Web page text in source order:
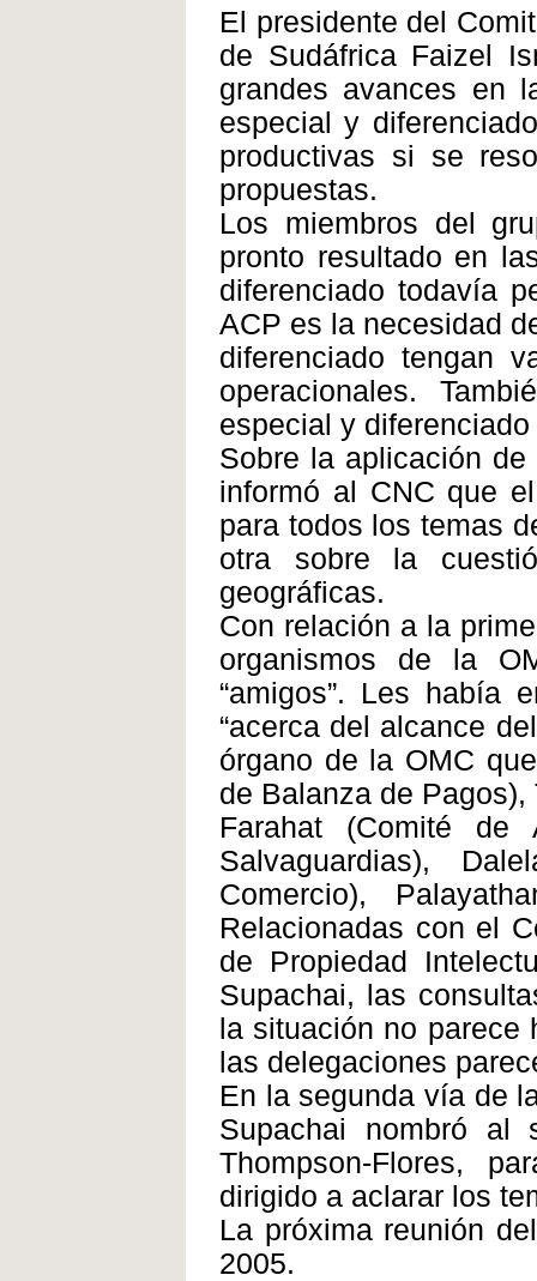
El presidente del
de Sudáfrica Faizel
grandes avances en
especial y
productivas si se
propuestas.
Los miembros del
pronto resultado en
diferenciado todavía
ACP es la necesidad
diferenciado tengan
operacionales.
especial y
Sobre la aplicación
informó al CNC que
para todos los temas
otra sobre la
geográficas.
Con relación a la
organismos de la
“amigos”. Les había
“acerca del alcance
órgano de la OMC
de Balanza de
Farahat (Comité de
Salvaguardias),
Comercio),
Relacionadas con el
de Propiedad
Supachai, las
la situación no
las delegaciones
En la segunda vía de
Supachai nombró al
Thompson-Flores,
dirigido a aclarar los
La próxima reunión
2005.